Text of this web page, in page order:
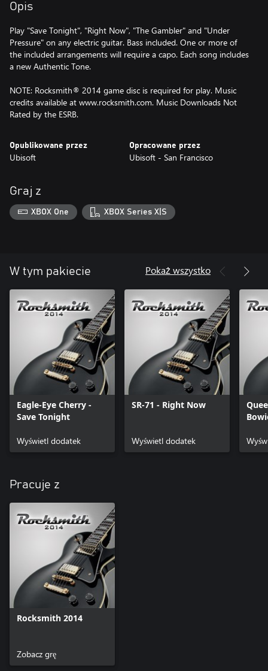
Opis
Play "Save Tonight", "Right Now", "The Gambler" and "Under
Pressure" on any electric guitar. Bass included. One or more of
the included arrangements will require a capo. Each song includes
a new Authentic Tone.
NOTE: Rocksmith® 2014 game disc is required for play. Music
credits available at www.rocksmith.com. Music Downloads Not
Rated by the ESRB.
Opublikowane przez
Ubisoft
Opracowane przez
Ubisoft - San Francisco
Graj z
XBOX One XBOX Series X|S
W tym pakiecie Pokaż wszystko
Eagle-Eye Cherry -
Save Tonight
Wyświetl dodatek
SR-71 - Right Now
Wyświetl dodatek
Pracuje z
Rocksmith 2014
Zobacz grę